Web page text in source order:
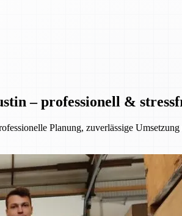
– professionell &
Planung, zuverlässige